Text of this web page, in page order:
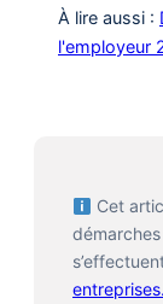
À lire aussi :
l'employeur
Cet